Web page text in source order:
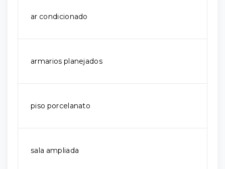
ar condicionado
armarios planejados
piso porcelanato
sala ampliada